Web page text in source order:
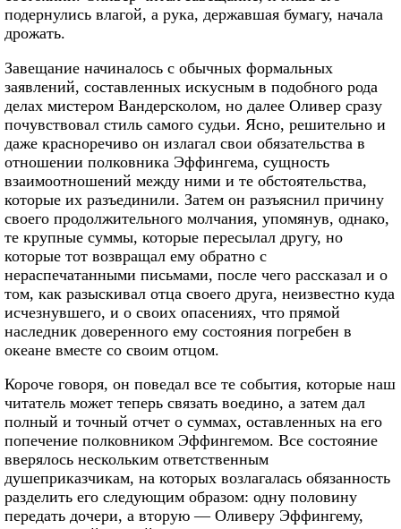
подернулись влагой, а рука, державшая бумагу, начала
дрожать.
Завещание начиналось с обычных формальных
заявлений, составленных искусным в подобного рода
делах мистером Вандерсколом, но далее Оливер сразу
почувствовал стиль самого судьи. Ясно, решительно и
даже красноречиво он излагал свои обязательства в
отношении полковника Эффингема, сущность
взаимоотношений между ними и те обстоятельства,
которые их разъединили. Затем он разъяснил причину
своего продолжительного молчания, упомянув, однако,
те крупные суммы, которые пересылал другу, но
которые тот возвращал ему обратно с
нераспечатанными письмами, после чего рассказал и о
том, как разыскивал отца своего друга, неизвестно куда
исчезнувшего, и о своих опасениях, что прямой
наследник доверенного ему состояния погребен в
океане вместе со своим отцом.
Короче говоря, он поведал все те события, которые наш
читатель может теперь связать воедино, а затем дал
полный и точный отчет о суммах, оставленных на его
попечение полковником Эффингемом. Все состояние
вверялось нескольким ответственным
душеприказчикам, на которых возлагалась обязанность
разделить его следующим образом: одну половину
передать дочери, а вторую — Оливеру Эффингему,